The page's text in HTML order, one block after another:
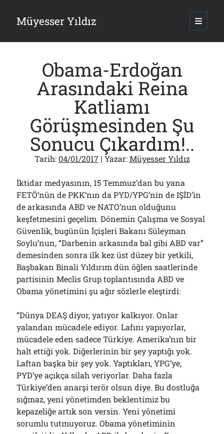
Müyesser Yıldız ana
Yan
Menü
Asırlık Devlete Bir Haftada Yeni Gömlek Biçilecek Öyle mi?!..
09/08/2026
Gazi’den Milletvekillerine Kurşun Gibi Sözler!..
07/08/2026
05/08/2026
15 Temmuz Soruları… Nasuh Mahruki’nin “Suçu”!..
03/08/2026
Er Gaziler 20 Gün Sonra Gelen MSB Heyetine Böyle İsyan Etti:“Bizi
Teröristlere G……yle Güldürdünüz”
01/08/2026
Arşivler
Arşivler
Obama-Erdoğan
Arasındaki Reina
Katliamı
Görüşmesinden Şu
Sonucu Çıkardım!..
Tarih: 04/01/2017| Yazar:Müyesser Yıldız
İktidar medyasının, 15 Temmuz’dan bu yana
FETÖ’nün de PKK’nın da PYD/YPG’nin de IŞİD’in
de arkasında ABD ve NATO’nun olduğunu
keşfetmesini geçelim. Dönemin Çalışma ve Sosyal
Güvenlik, bugünün İçişleri Bakanı Süleyman
Soylu’nun, “Darbenin arkasında bal gibi ABD var”
demesinden sonra ilk kez üst düzey bir yetkili,
Başbakan Binali Yıldırım dün öğlen saatlerinde
partisinin Meclis Grup toplantısında ABD ve
Obama yönetimini şu ağır sözlerle eleştirdi:
“Dünya DEAŞ diyor, yatıyor kalkıyor. Onlar
yalandan mücadele ediyor. Lafını yapıyorlar,
mücadele eden sadece Türkiye. Amerika’nın bir
halt ettiği yok. Diğerlerinin bir şey yaptığı yok.
Laftan başka bir şey yok. Yaptıkları, YPG’ye,
PYD’ye açıkça silah veriyorlar. Daha fazla
Türkiye’den anarşi terör olsun diye. Bu dostluğa
sığmaz, yeni yönetimden beklentimiz bu
kepazeliğe artık son versin. Yeni yönetimi
sorumlu tutmuyoruz. Obama yönetiminin